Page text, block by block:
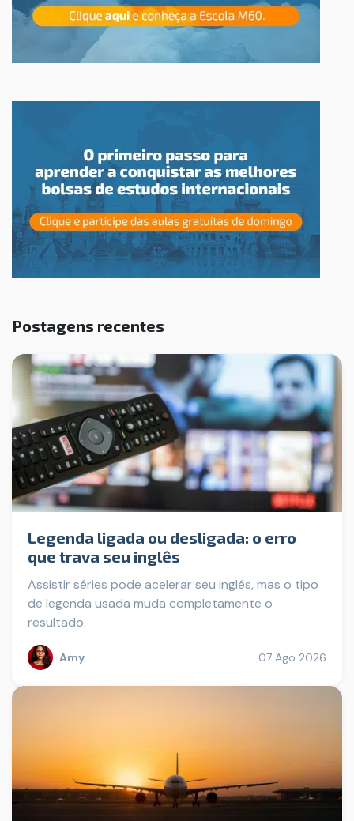
Postagens recentes
Legenda ligada ou desligada: o erro
que trava seu inglês
Assistir séries pode acelerar seu inglês, mas o tipo
de legenda usada muda completamente o
resultado.
Amy 07 Ago 2026